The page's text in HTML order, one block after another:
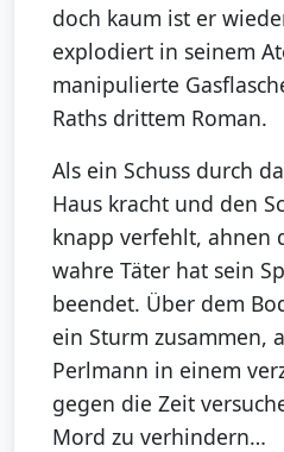
doch kaum ist er
explodiert in seinem
manipulierte
Raths drittem Roman.
Als ein Schuss durch
Haus kracht und den
knapp verfehlt, ahnen
wahre Täter hat sein
beendet. Über dem
ein Sturm zusammen,
Perlmann in einem
gegen die Zeit
Mord zu verhindern…